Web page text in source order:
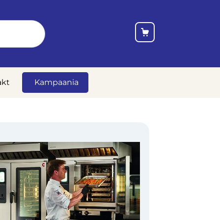
Kampaania